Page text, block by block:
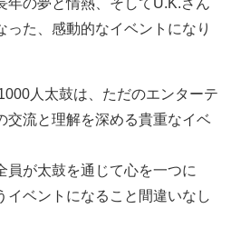
年の夢と情熱、そしてU.K.さん
った、感動的なイベントになり
人太鼓は、ただのエンターテ
交流と理解を深める貴重なイベ
員が太鼓を通じて心を一つに
イベントになること間違いなし